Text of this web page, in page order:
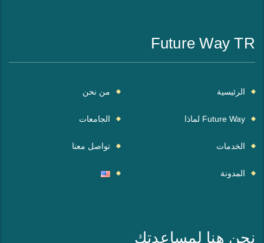
Future Way TR
الرئيسية من نحن
Future Way لماذا الجامعات
الخدمات تواصل معنا
المدونة
نحن هنا لمساعدتك